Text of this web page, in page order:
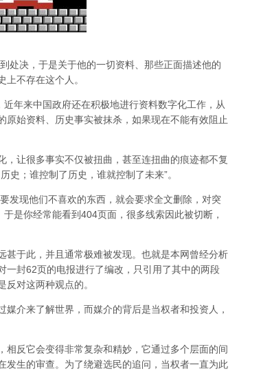
处决，于是关于他的一切资料、那些正面描述他的
不存在这个人。
年来中国政府还在积极地进行资料数字化工作，从
始资料、历史事实被抹杀，如果现在不能有效阻止
让很多事实不仅被扭曲，甚至连扭曲的痕迹都不复
史；谁控制了历史，谁就控制了未来”。
发现他们不喜欢的东西，就会要求全文删除，对突
是你经常能看到404页面， 很多线索因此被切断，
甚于此，并且通常极难被发现。 也就是本网曾经分析
一封62页的电报进行了编改，只引用了其中的两段
对这两种观点的。
介来了解世界，而媒介的背后是当权者和投资人，
反它会变得非常复杂和精妙，它通过多个层面的间
生的审查。为了绕避选民的追问，当权者一直为此